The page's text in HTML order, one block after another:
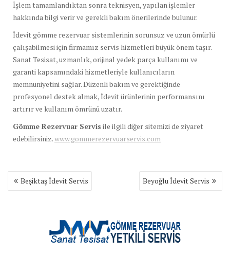
İşlem tamamlandıktan sonra teknisyen, yapılan işlemler
hakkında bilgi verir ve gerekli bakım önerilerinde bulunur.
İdevit gömme rezervuar sistemlerinin sorunsuz ve uzun ömürlü
çalışabilmesi için firmamız servis hizmetleri büyük önem taşır.
Sanat Tesisat, uzmanlık, orijinal yedek parça kullanımı ve
garanti kapsamındaki hizmetleriyle kullanıcıların
memnuniyetini sağlar. Düzenli bakım ve gerektiğinde
profesyonel destek almak, İdevit ürünlerinin performansını
artırır ve kullanım ömrünü uzatır.
Gömme Rezervuar Servis ile ilgili diğer sitemizi de ziyaret
edebilirsiniz.www.gommerezervuarservis.com
Yazı
gezinmesi
Beşiktaş İdevit Servis Beyoğlu İdevit Servis